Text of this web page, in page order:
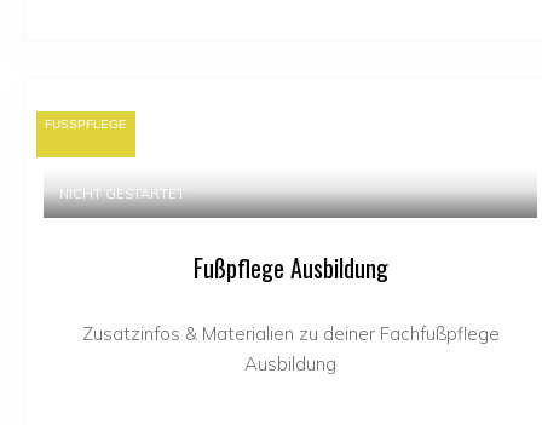
FUSSPFLEGE
NICHT GESTARTET
Fußpflege Ausbildung
Zusatzinfos & Materialien zu deiner Fachfußpflege
Ausbildung